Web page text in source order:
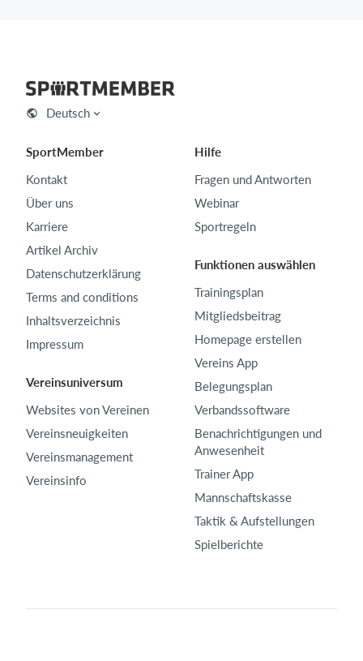
Deutsch
SportMember
Kontakt
Über uns
Karriere
Artikel Archiv
Datenschutzerklärung
Terms and conditions
Inhaltsverzeichnis
Impressum
Vereinsuniversum
Websites von Vereinen
Vereinsneuigkeiten
Vereinsmanagement
Vereinsinfo
Hilfe
Fragen und Antworten
Webinar
Sportregeln
Funktionen auswählen
Trainingsplan
Mitgliedsbeitrag
Homepage erstellen
Vereins App
Belegungsplan
Verbandssoftware
Benachrichtigungen und
Anwesenheit
Trainer App
Mannschaftskasse
Taktik & Aufstellungen
Spielberichte